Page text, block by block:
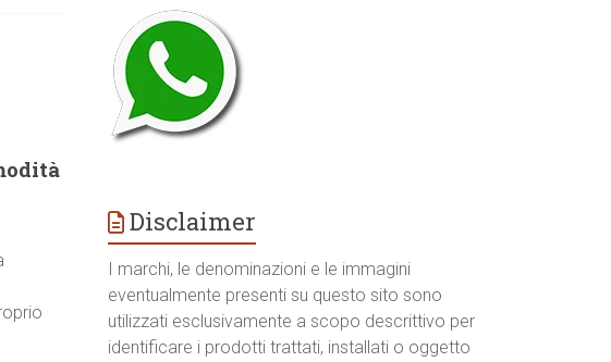
Disclaimer
I marchi, le denominazioni e le immagini
eventualmente presenti su questo sito sono
utilizzati esclusivamente a scopo descrittivo per
identificare i prodotti trattati, installati o oggetto